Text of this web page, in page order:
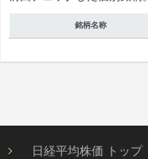
銘柄名称
日経平均株価 トップ